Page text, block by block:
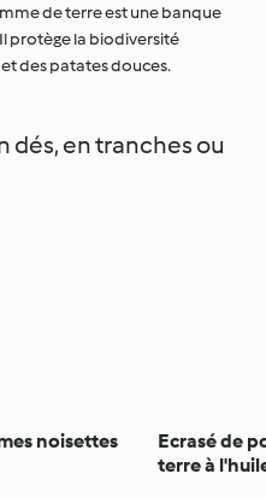
de terre est une banque
protège la biodiversité
des patates douces.
dés, en tranches ou
noisettes
Ecrasé de
terre à